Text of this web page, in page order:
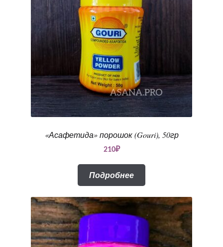
«Асафетида» порошок (Gouri), 50гр
210₽
Подробнее